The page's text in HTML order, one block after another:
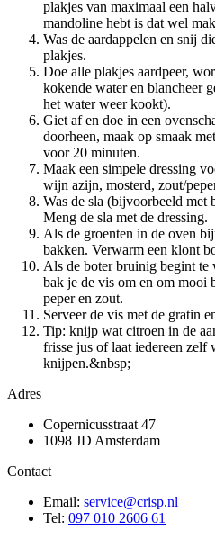
plakjes van maximaal een
mandoline hebt is dat wel
Was de aardappelen en snij
plakjes.
Doe alle plakjes aardpeer,
kokende water en blancheer
het water weer kookt).
Giet af en doe in een
doorheen, maak op smaak
voor 20 minuten.
Maak een simpele dressing
wijn azijn, mosterd, zout/
Was de sla (bijvoorbeeld met
Meng de sla met de dressing.
Als de groenten in de oven
bakken. Verwarm een klont
Als de boter bruinig begint te
bak je de vis om en om mooi
peper en zout.
Serveer de vis met de gratin
Tip: knijp wat citroen in de
frisse jus of laat iedereen
knijpen.&nbsp;
Adres
Copernicusstraat 47
1098 JD Amsterdam
Contact
Email: service@crisp.nl
Tel: 097 010 2606 61